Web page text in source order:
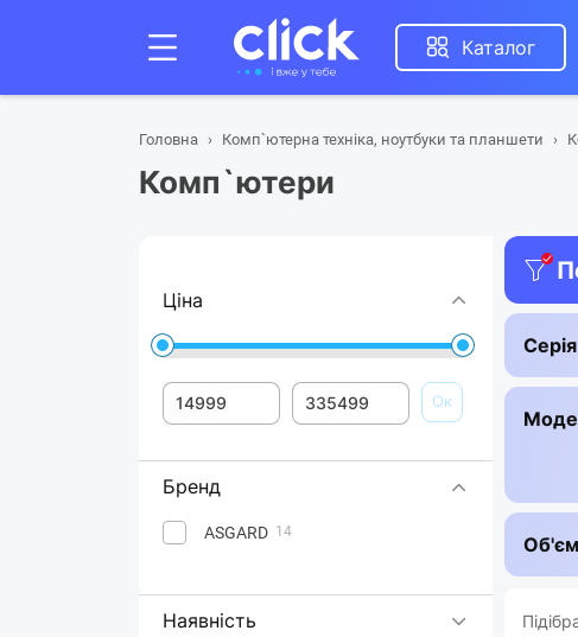
Каталог
Головна Комп`ютерна техніка, ноутбуки та планшети
Комп`ютери
Ціна
Ок
Бренд
ASGARD 14
Наявність
Об'єм